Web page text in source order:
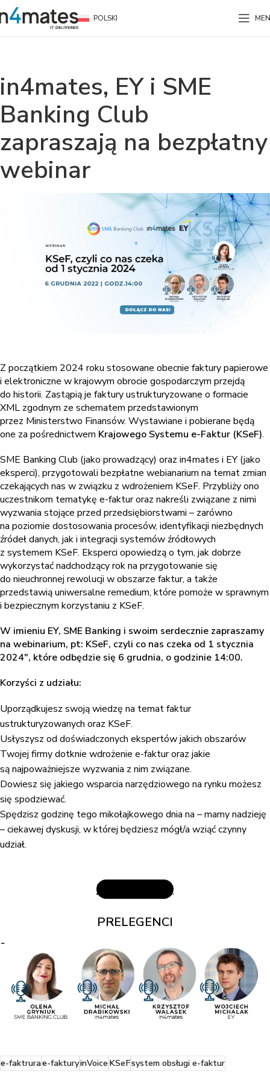
POLSKI
in4mates, EY i SME
Banking Club
zapraszają na bezpłatny
webinar
Z początkiem 2024 roku stosowane obecnie faktury papierowe
i elektroniczne w krajowym obrocie gospodarczym przejdą
do historii. Zastąpią je faktury ustrukturyzowane o formacie
XML zgodnym ze schematem przedstawionym
przez Ministerstwo Finansów. Wystawiane i pobierane będą
one za pośrednictwem Krajowego Systemu e-Faktur (KSeF).
SME Banking Club (jako prowadzący) oraz in4mates i EY (jako
eksperci), przygotowali bezpłatne webianarium na temat zmian
czekających nas w związku z wdrożeniem KSeF. Przybliży ono
uczestnikom tematykę e-faktur oraz nakreśli związane z nimi
wyzwania stojące przed przedsiębiorstwami – zarówno
na poziomie dostosowania procesów, identyfikacji niezbędnych
źródeł danych, jak i integracji systemów źródłowych
z systemem KSeF. Eksperci opowiedzą o tym, jak dobrze
wykorzystać nadchodzący rok na przygotowanie się
do nieuchronnej rewolucji w obszarze faktur, a także
przedstawią uniwersalne remedium, które pomoże w sprawnym
i bezpiecznym korzystaniu z KSeF.
W imieniu EY, SME Banking i swoim serdecznie zapraszamy
na webinarium, pt: KSeF, czyli co nas czeka od 1 stycznia
2024″, które odbędzie się 6 grudnia, o godzinie 14:00.
Korzyści z udziału:
Uporządkujesz swoją wiedzę na temat faktur
ustrukturyzowanych oraz KSeF.
Usłyszysz od doświadczonych ekspertów jakich obszarów
Twojej firmy dotknie wdrożenie e-faktur oraz jakie
są najpoważniejsze wyzwania z nim związane.
Dowiesz się jakiego wsparcia narzędziowego na rynku możesz
się spodziewać.
Spędzisz godzinę tego mikołajkowego dnia na – mamy nadzieję
– ciekawej dyskusji, w której będziesz mógł/a wziąć czynny
udział.
Zarejestruj się
PRELEGENCI
e-faktrurae-fakturyinVoiceKSeFsystem obsługi e-faktur